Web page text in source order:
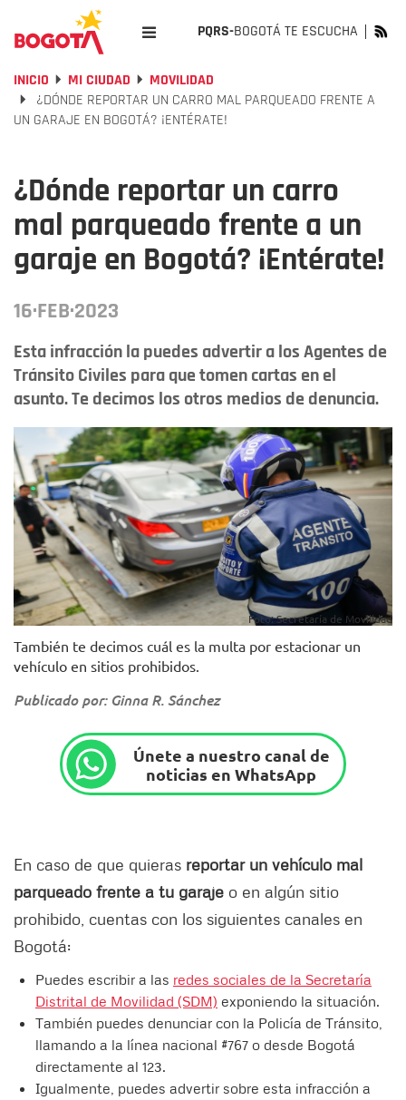
PQRS-BOGOTÁ TE ESCUCHA
INICIO MI CIUDAD
MOVILIDAD
¿DÓNDE REPORTAR UN CARRO MAL PARQUEADO FRENTE A
UN GARAJE EN BOGOTÁ? ¡ENTÉRATE!
¿Dónde reportar un carro
mal parqueado frente a un
garaje en Bogotá? ¡Entérate!
16·FEB·2023
Esta infracción la puedes advertir a los Agentes de
Tránsito Civiles para que tomen cartas en el
asunto. Te decimos los otros medios de denuncia.
Foto: Secretaría de Movilidad
También te decimos cuál es la multa por estacionar un
vehículo en sitios prohibidos.
Publicado por: Ginna R. Sánchez
Únete a nuestro canal de
noticias en WhatsApp
En caso de que quieras reportar un vehículo mal
parqueado frente a tu garaje o en algún sitio
prohibido, cuentas con los siguientes canales en
Bogotá:
Puedes escribir a las redes sociales de la Secretaría
Distrital de Movilidad (SDM) exponiendo la situación.
También puedes denunciar con la Policía de Tránsito,
llamando a la línea nacional #767 o desde Bogotá
directamente al 123.
Igualmente, puedes advertir sobre esta infracción a